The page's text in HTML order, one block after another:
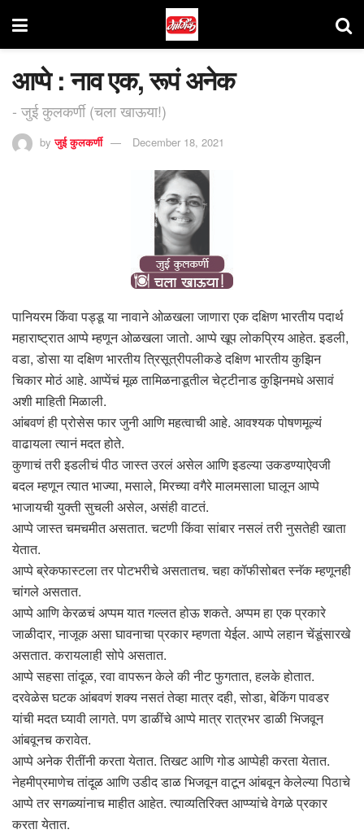
आप्पे : नाव एक, रूपं अनेक
- जुई कुलकर्णी (चला खाऊया!)
by जुई कुलकर्णी December 18, 2021
पानियरम किंवा पड्डू या नावाने ओळखला जाणारा एक दक्षिण भारतीय पदार्थ
महाराष्ट्रात आप्पे म्हणून ओळखला जातो. आप्पे खूप लोकप्रिय आहेत. इडली,
वडा, डोसा या दक्षिण भारतीय त्रिसूत्रीपलीकडे दक्षिण भारतीय कुझिन
चिकार मोठं आहे. आप्पेंचं मूळ तामिळनाडूतील चेट्टीनाड कुझिनमधे असावं
अशी माहिती मिळाली.
आंबवणं ही प्रोसेस फार जुनी आणि महत्वाची आहे. आवश्यक पोषणमूल्यं
वाढायला त्यानं मदत होते.
कुणाचं तरी इडलीचं पीठ जास्त उरलं असेल आणि इडल्या उकडण्याऐवजी
बदल म्हणून त्यात भाज्या, मसाले, मिरच्या वगैरे मालमसाला घालून आप्पे
भाजायची युक्ती सुचली असेल, असंही वाटतं.
आप्पे जास्त चमचमीत असतात. चटणी किंवा सांबार नसलं तरी नुसतेही खाता
येतात.
आप्पे ब्रेकफास्टला तर पोटभरीचे असतातच. चहा कॉफीसोबत स्नॅक म्हणूनही
चांगले असतात.
आप्पे आणि केरळचं अप्पम यात गल्लत होऊ शकते. अप्पम हा एक प्रकारे
जाळीदार, नाजूक असा घावनाचा प्रकार म्हणता येईल. आप्पे लहान चेंडूंसारखे
असतात. करायलाही सोपे असतात.
आप्पे सहसा तांदूळ, रवा वापरून केले की नीट फुगतात, हलके होतात.
दरवेळेस घटक आंबवणं शक्य नसतं तेव्हा मात्र दही, सोडा, बेकिंग पावडर
यांची मदत घ्यावी लागते. पण डाळींचे आप्पे मात्र रात्रभर डाळी भिजवून
आंबवूनच करावेत.
आप्पे अनेक रीतींनी करता येतात. तिखट आणि गोड आप्पेही करता येतात.
नेहमीप्रमाणेच तांदूळ आणि उडीद डाळ भिजवून वाटून आंबवून केलेल्या पिठाचे
आप्पे तर सगळ्यांनाच माहीत आहेत. त्याव्यतिरिक्त आप्प्यांचे वेगळे प्रकार
करता येतात.